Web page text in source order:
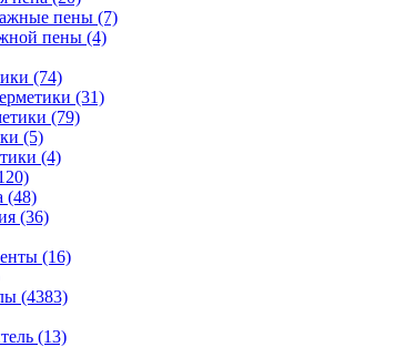
пены (7)
пены (4)
(74)
(31)
(79)
(5)
(4)
(48)
(36)
(16)
(4383)
(13)